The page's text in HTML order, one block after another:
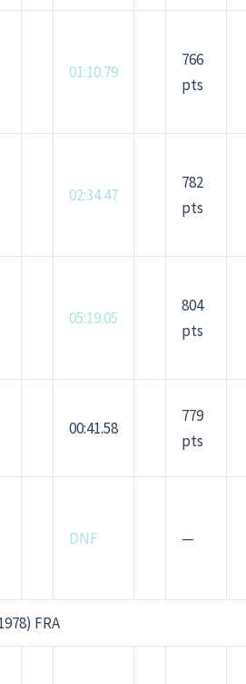
01:10.79
766
pts
02:34.47
782
pts
05:19.05
804
pts
00:41.58
779
pts
DNF —
FRA